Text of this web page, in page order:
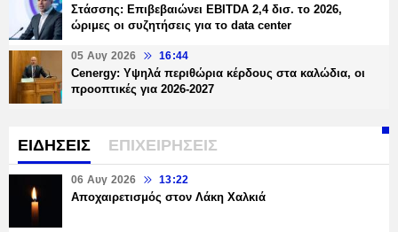
Στάσσης: Επιβεβαιώνει EBITDA 2,4 δισ. το 2026,
ώριμες οι συζητήσεις για το data center
05 Αυγ 2026 16:44
Cenergy: Υψηλά περιθώρια κέρδους στα καλώδια, οι
προοπτικές για 2026-2027
ΕΙΔΗΣΕΙΣ ΕΠΙΧΕΙΡΗΣΕΙΣ
06 Αυγ 2026 13:22
Αποχαιρετισμός στον Λάκη Χαλκιά